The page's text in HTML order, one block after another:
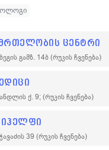
ცენტრი
გამზ. 14ბ(რუკის ჩვენება)
ქ. 9;(რუკის ჩვენება)
39(რუკის ჩვენება)